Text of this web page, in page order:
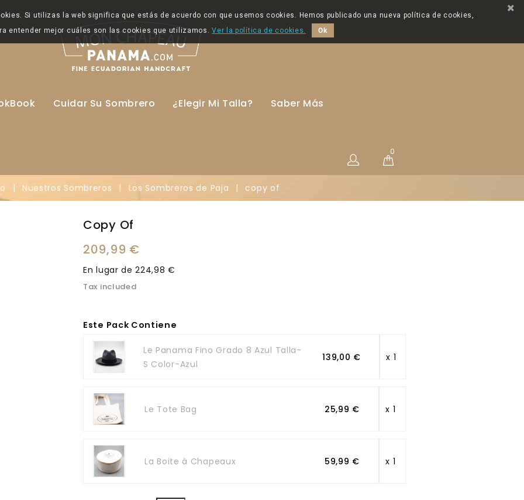
Cuidar Su Sombrero ¿Elegir Mi Talla? Saber Más
0
Nuestros Sombreros Los Sombreros de Paja copy of
Copy Of
209,99 €
En lugar de 224,98 €
Tax included
Este Pack Contiene
Le Panama Fino Grado 8 Azul Talla-
S Color-Azul
139,00 € x 1
Le Tote Bag 25,99 € x 1
La Boite à Chapeaux 59,99 € x 1
Si utilizas la web significa que estás de acuerdo con que usemos cookies. Hemos publicado una nueva política de cookies,
entender mejor cuáles son las cookies que utilizamos.Ver la política de cookies. Ok